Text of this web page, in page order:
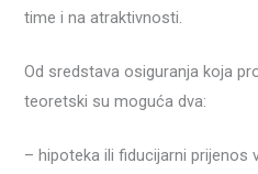
time i na atraktivnosti.
Od sredstava osiguranja koja
teoretski su moguća dva:
– hipoteka ili fiducijarni prijenos